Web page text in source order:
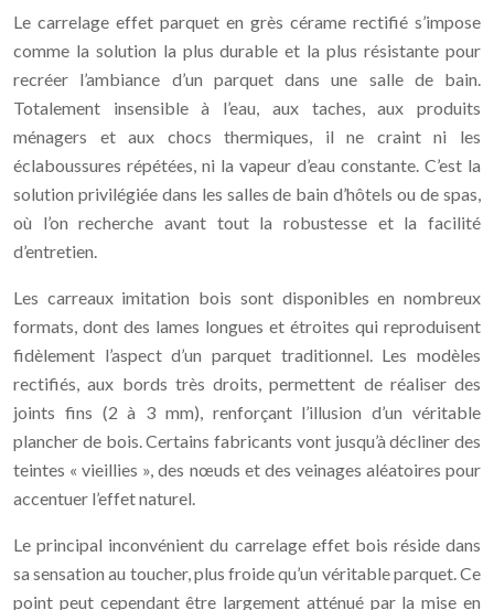
Le carrelage effet parquet en grès cérame rectifié s’impose
comme la solution la plus durable et la plus résistante pour
recréer l’ambiance d’un parquet dans une salle de bain.
Totalement insensible à l’eau, aux taches, aux produits
ménagers et aux chocs thermiques, il ne craint ni les
éclaboussures répétées, ni la vapeur d’eau constante. C’est la
solution privilégiée dans les salles de bain d’hôtels ou de spas,
où l’on recherche avant tout la robustesse et la facilité
d’entretien.
Les carreaux imitation bois sont disponibles en nombreux
formats, dont des lames longues et étroites qui reproduisent
fidèlement l’aspect d’un parquet traditionnel. Les modèles
rectifiés, aux bords très droits, permettent de réaliser des
joints fins (2 à 3 mm), renforçant l’illusion d’un véritable
plancher de bois. Certains fabricants vont jusqu’à décliner des
teintes « vieillies », des nœuds et des veinages aléatoires pour
accentuer l’effet naturel.
Le principal inconvénient du carrelage effet bois réside dans
sa sensation au toucher, plus froide qu’un véritable parquet. Ce
point peut cependant être largement atténué par la mise en